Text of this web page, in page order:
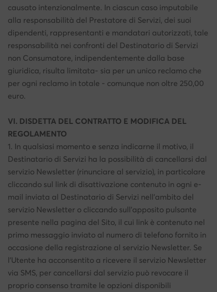
causato intenzionalmente. In ciascun caso imputabile
alla responsabilità del Prestatore di Servizi, dei suoi
dipendenti, rappresentanti e mandatari autorizzati, tale
responsabilità nei confronti del Destinatario di Servizi
non Consumatore, indipendentemente dalla base
giuridica, risulta limitata- sia per un unico reclamo che
per ogni reclamo in totale - comunque non oltre 250,00
euro.
VI. DISDETTA DEL CONTRATTO E MODIFICA DEL
REGOLAMENTO
1. In qualsiasi momento e senza indicarne il motivo, il
Destinatario di Servizi ha la possibilità di cancellarsi dal
servizio Newsletter (rinunciare al servizio), in particolare
cliccando sul link di disattivazione contenuto in ogni e-
mail inviata al Destinatario di Servizi nell'ambito del
servizio Newsletter o cliccando sull'apposito pulsante
presente nella pagina del Sito, il cui link è contenuto nel
primo messaggio inviato al numero di telefono fornito in
occasione della registrazione al servizio Newsletter. Se
l'Utente ha acconsentito a ricevere il servizio Newsletter
via SMS, per cancellarsi dal servizio può revocare il
proprio consenso tramite le opzioni disponibili